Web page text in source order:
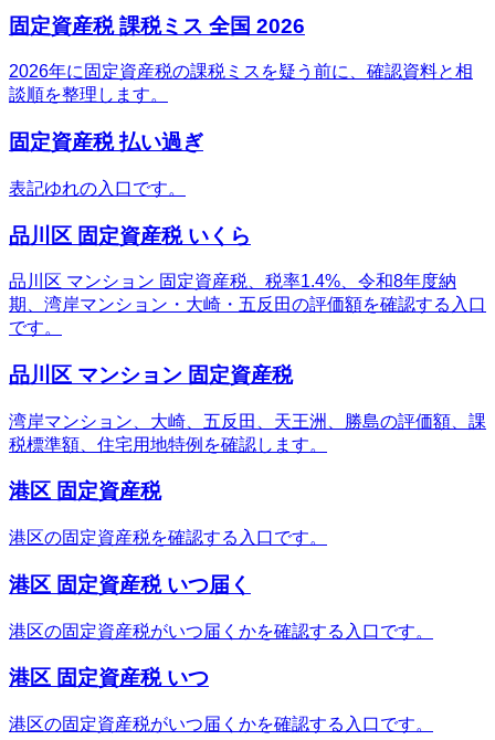
固定資産税 課税ミス 全国 2026
2026年に固定資産税の課税ミスを疑う前に、確認資料と相
談順を整理します。
固定資産税 払い過ぎ
表記ゆれの入口です。
品川区 固定資産税 いくら
品川区 マンション 固定資産税、税率1.4%、令和8年度納
期、湾岸マンション・大崎・五反田の評価額を確認する入口
です。
品川区 マンション 固定資産税
湾岸マンション、大崎、五反田、天王洲、勝島の評価額、課
税標準額、住宅用地特例を確認します。
港区 固定資産税
港区の固定資産税を確認する入口です。
港区 固定資産税 いつ届く
港区の固定資産税がいつ届くかを確認する入口です。
港区 固定資産税 いつ
港区の固定資産税がいつ届くかを確認する入口です。